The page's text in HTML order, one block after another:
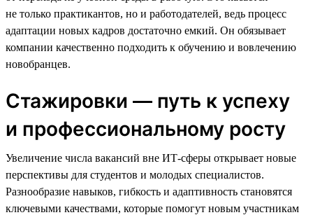
не только практикантов, но и работодателей, ведь процесс
адаптации новых кадров достаточно емкий. Он обязывает
компании качественно подходить к обучению и вовлечению
новобранцев.
Стажировки — путь к успеху
и профессиональному росту
Увеличение числа вакансий вне ИТ-сферы открывает новые
перспективы для студентов и молодых специалистов.
Разнообразие навыков, гибкость и адаптивность становятся
ключевыми качествами, которые помогут новым участникам